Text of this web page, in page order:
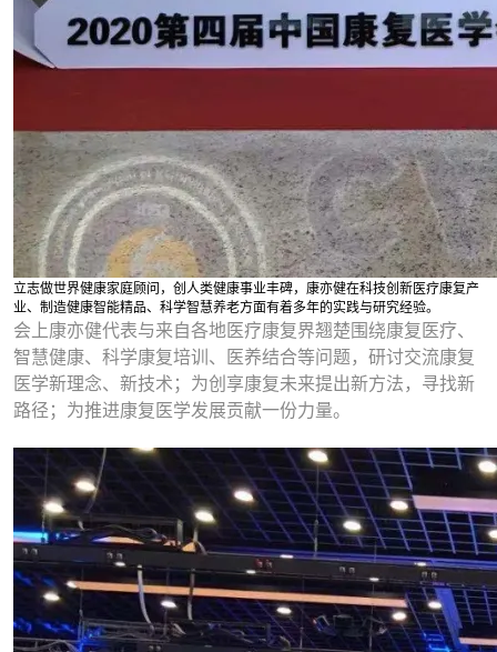
立志做世界健康家庭顾问，创人类健康事业丰碑，康亦健在科技创新医疗康复产
业、制造健康智能精品、科学智慧养老方面有着多年的实践与研究经验。
会上康亦健代表与来自各地医疗康复界翘楚围绕康复医疗、
智慧健康、科学康复培训、医养结合等问题，研讨交流康复
医学新理念、新技术；为创享康复未来提出新方法，寻找新
路径；为推进康复医学发展贡献一份力量。